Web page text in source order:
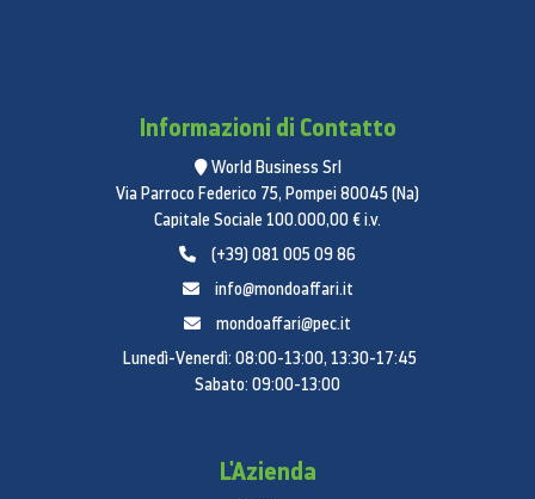
Informazioni di Contatto
World Business Srl
Via Parroco Federico 75, Pompei 80045 (Na)
Capitale Sociale 100.000,00 € i.v.
(+39) 081 005 09 86
info@mondoaffari.it
mondoaffari@pec.it
Lunedì-Venerdì: 08:00-13:00, 13:30-17:45
Sabato: 09:00-13:00
L'Azienda